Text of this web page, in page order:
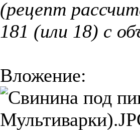
(рецепт
181 (или 18) с
Вложение: